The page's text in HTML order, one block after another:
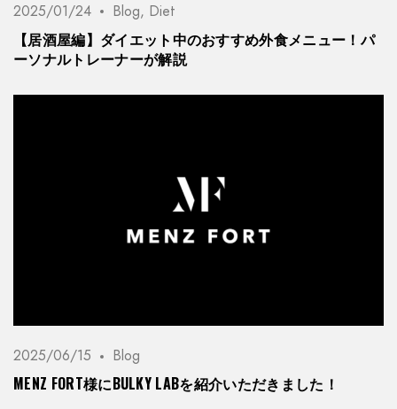
2025/01/24 Blog, Diet
【居酒屋編】ダイエット中のおすすめ外食メニュー！パ
ーソナルトレーナーが解説
2025/06/15 Blog
MENZ FORT様にBULKY LABを紹介いただきました！